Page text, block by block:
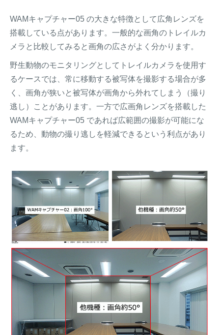
WAMキャプチャー05 の大きな特徴として広角レンズを
搭載している点があります。一般的な画角のトレイルカ
メラと比較してみると画角の広さがよく分かります。
野生動物のモニタリングとしてトレイルカメラを使用す
るケースでは、常に移動する被写体を撮影する場合が多
く、画角が狭いと被写体が画角から外れてしまう（撮り
逃し）ことがあります。一方で広画角レンズを搭載した
WAMキャプチャー05 であれば広範囲の撮影が可能にな
るため、動物の撮り逃しを軽減できるという利点があり
ます。